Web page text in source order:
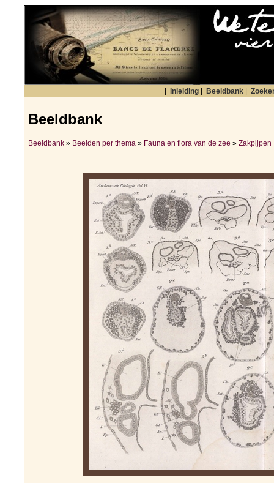
Inleiding Beeldbank
Beeldbank
Beeldbank » Beelden per thema » Fauna en flora van de zee » Zakpijpen